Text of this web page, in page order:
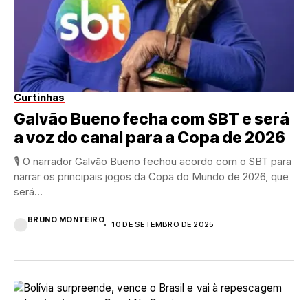
Curtinhas
Galvão Bueno fecha com SBT e será
a voz do canal para a Copa de 2026
🎙 O narrador Galvão Bueno fechou acordo com o SBT para
narrar os principais jogos da Copa do Mundo de 2026, que
será...
BRUNO MONTEIRO
10 DE SETEMBRO DE 2025